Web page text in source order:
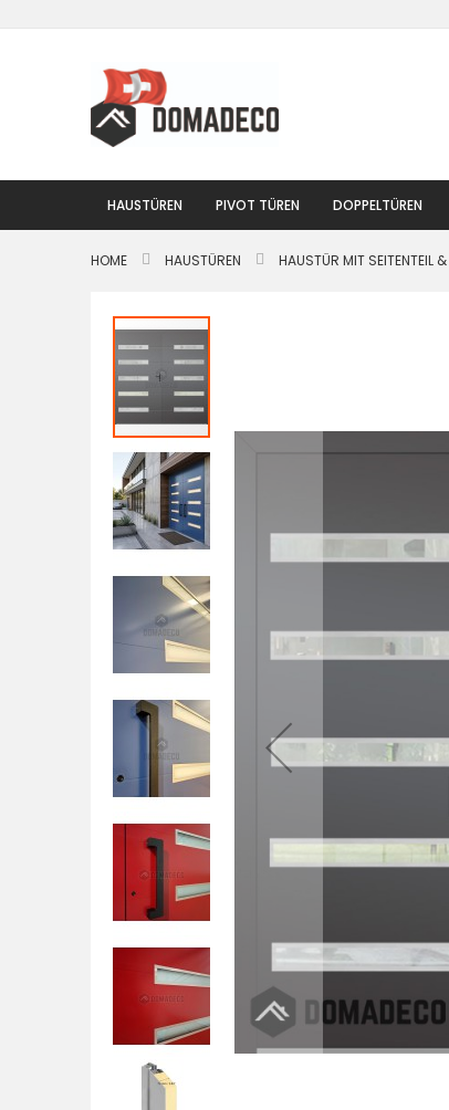
Inhalt
HAUSTÜREN PIVOT TÜREN DOPPELTÜREN
HOME HAUSTÜREN HAUSTÜR MIT SEITENTEIL
Zum
Ende
der
Bildgalerie
springen